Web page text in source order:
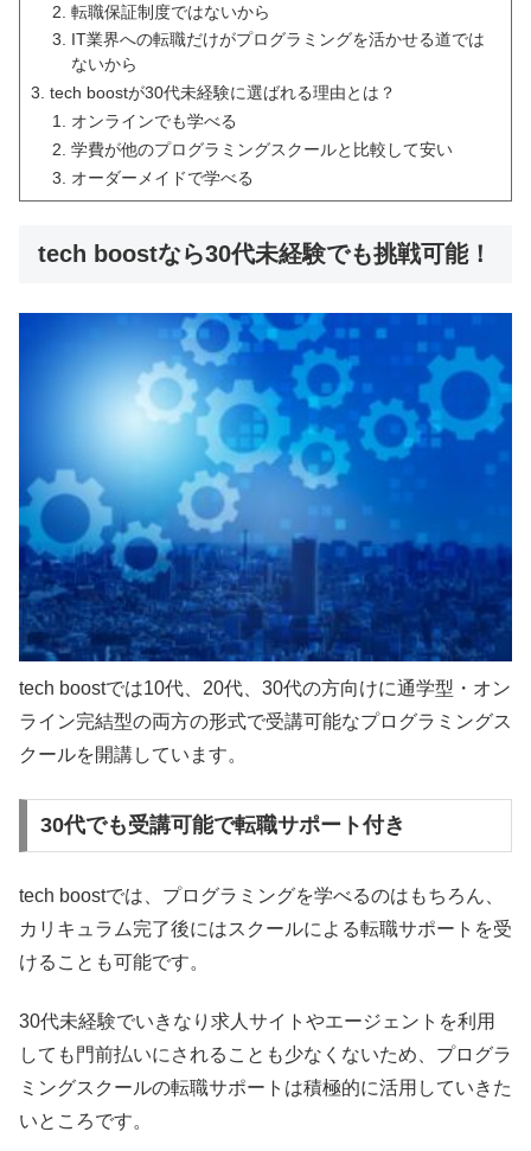
転職保証制度ではないから
IT業界への転職だけがプログラミングを活かせる道では
ないから
tech boostが30代未経験に選ばれる理由とは？
オンラインでも学べる
学費が他のプログラミングスクールと比較して安い
オーダーメイドで学べる
tech boostなら30代未経験でも挑戦可能！
tech boostでは10代、20代、30代の方向けに通学型・オン
ライン完結型の両方の形式で受講可能なプログラミングス
クールを開講しています。
30代でも受講可能で転職サポート付き
tech boostでは、プログラミングを学べるのはもちろん、
カリキュラム完了後にはスクールによる転職サポートを受
けることも可能です。
30代未経験でいきなり求人サイトやエージェントを利用
しても門前払いにされることも少なくないため、プログラ
ミングスクールの転職サポートは積極的に活用していきた
いところです。